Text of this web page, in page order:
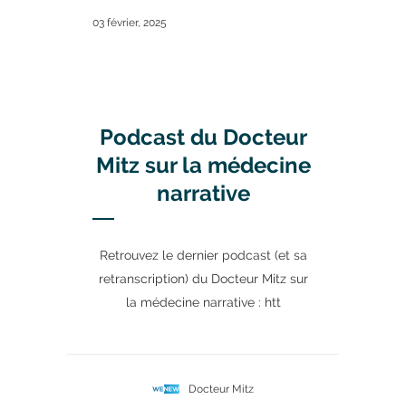
03 février, 2025
Podcast du Docteur
Mitz sur la médecine
narrative
Retrouvez le dernier podcast (et sa
retranscription) du Docteur Mitz sur
la médecine narrative : htt
Docteur Mitz